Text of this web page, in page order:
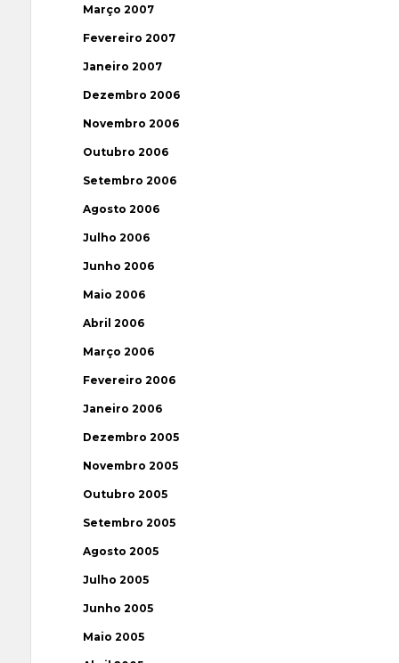
Março 2007
Fevereiro 2007
Janeiro 2007
Dezembro 2006
Novembro 2006
Outubro 2006
Setembro 2006
Agosto 2006
Julho 2006
Junho 2006
Maio 2006
Abril 2006
Março 2006
Fevereiro 2006
Janeiro 2006
Dezembro 2005
Novembro 2005
Outubro 2005
Setembro 2005
Agosto 2005
Julho 2005
Junho 2005
Maio 2005